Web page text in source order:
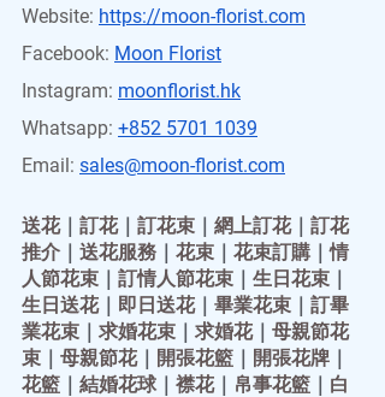
Website: https://moon-florist.com
Facebook: Moon Florist
Instagram: moonflorist.hk
Whatsapp: +852 5701 1039
Email: sales@moon-florist.com
送花｜ 訂花｜ 訂花束 ｜ 網上訂花｜ 訂花
推介 ｜ 送花服務 ｜ 花束 ｜ 花束訂購 ｜情
人節花束 ｜ 訂情人節花束 ｜ 生日花束 ｜
生日送花｜ 即日送花｜ 畢業花束 ｜ 訂畢
業花束 ｜ 求婚花束 ｜ 求婚花｜ 母親節花
束 ｜ 母親節花｜ 開張花籃 ｜ 開張花牌 ｜
花籃 ｜ 結婚花球 ｜ 襟花｜ 帛事花籃 ｜ 白